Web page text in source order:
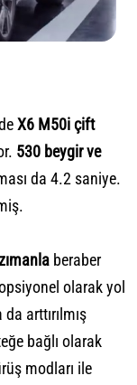
X6 M50i çift
530 beygir ve
da 4.2 saniye.
beraber
olarak yol
arttırılmış
bağlı olarak
modları ile